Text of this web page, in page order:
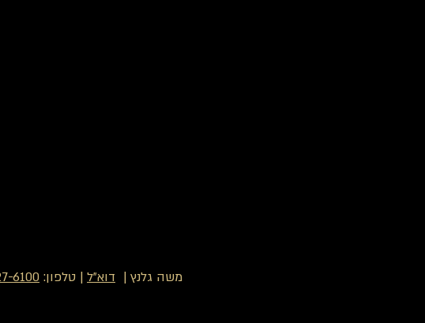
משה גלנץ | דוא"ל | טלפון: 6100